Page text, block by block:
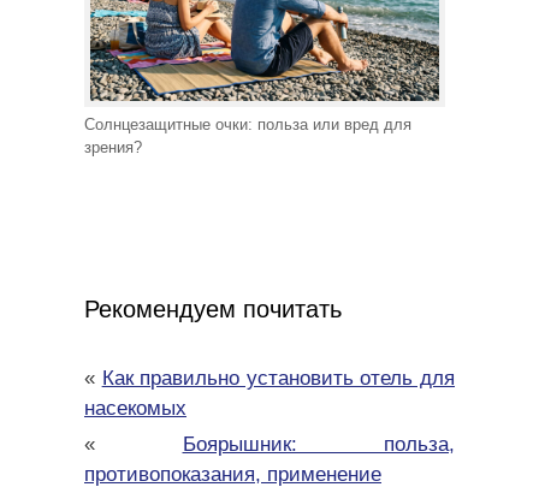
Солнцезащитные очки: польза или вред для
зрения?
Рекомендуем почитать
« Как правильно установить отель для
насекомых
« Боярышник: польза,
противопоказания, применение